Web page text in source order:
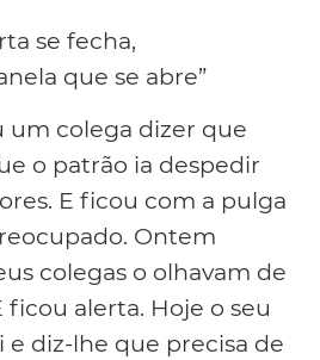
se fecha,
que se abre”
colega dizer que
o patrão ia despedir
E ficou com a pulga
Ontem
colegas o olhavam de
ficou alerta. Hoje o seu
e diz-lhe que precisa de